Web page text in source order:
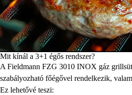
Mit kínál a 3+1 égős rendszer?
A Fieldmann FZG 3010 INOX gáz
szabályozható főégővel rendelkezik,
Ez lehetővé teszi: